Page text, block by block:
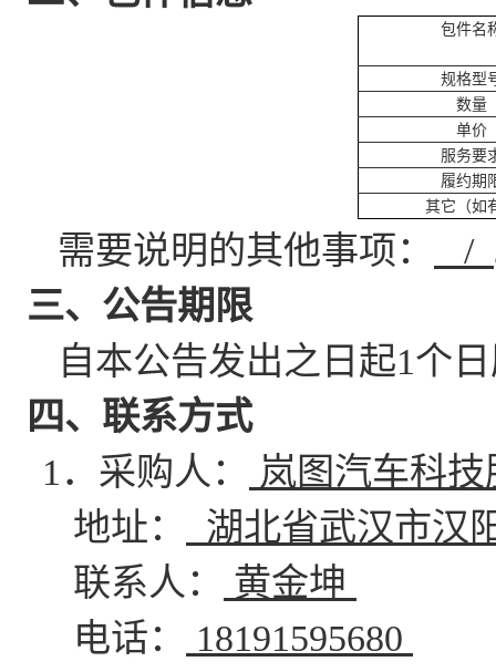
包件名
规格型
数量
单价
服务要
履约期
其它（如
需要说明的其他事项： /
三、公告期限
自本公告发出之日起1个
四、联系方式
1．采购人：
岚图汽车科
地址：
湖北省武汉市汉
联系人：
黄金坤
电话：
18191595680